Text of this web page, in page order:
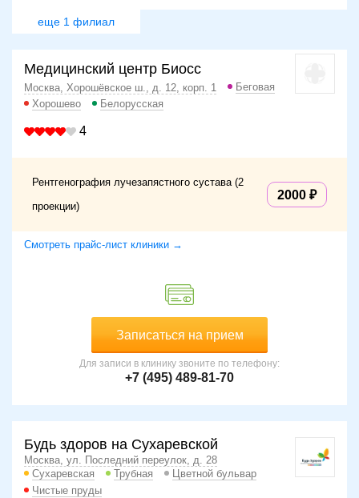
еще 1 филиал
Медицинский центр Биосс
Москва, Хорошёвское ш., д. 12, корп. 1
Беговая
Хорошево
Белорусская
4
Рентгенография лучезапястного сустава (2
проекции)
2000
Смотреть прайс-лист клиники →
Записаться на прием
Для записи в клинику звоните по телефону:
+7 (495) 489-81-70
Будь здоров на Сухаревской
Москва, ул. Последний переулок, д. 28
Сухаревская
Трубная
Цветной бульвар
Чистые пруды